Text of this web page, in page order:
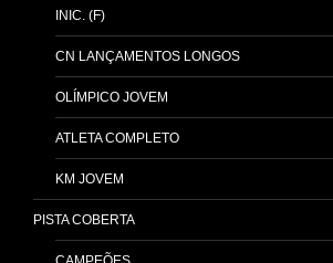
INIC. (F)
CN LANÇAMENTOS LONGOS
OLÍMPICO JOVEM
ATLETA COMPLETO
KM JOVEM
PISTA COBERTA